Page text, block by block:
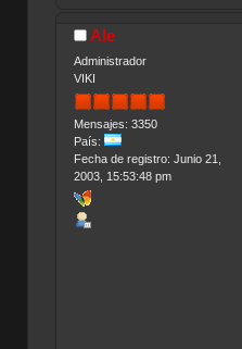
Ale
Administrador
VIKI
Mensajes: 3350
País:
Fecha de registro: Junio 21,
2003, 15:53:48 pm